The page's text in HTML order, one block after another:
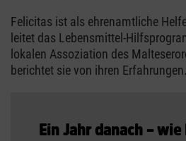
Felicitas ist als ehrenamtliche
leitet das Lebensmittel-
lokalen Assoziation des
berichtet sie von ihren Erfahrungen.
Ein Jahr danach –